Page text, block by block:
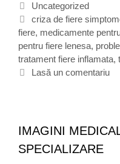
e
d
e
c
c
s
C
a
t
e
g
o
Uncategorized
E
t
i
c
h
criza de fiere
fiere, medicamente
pentru fiere lenesa,
tratament fiere inflamata,
Lasă un comentariu
IMAGINI
SPECIALIZARE